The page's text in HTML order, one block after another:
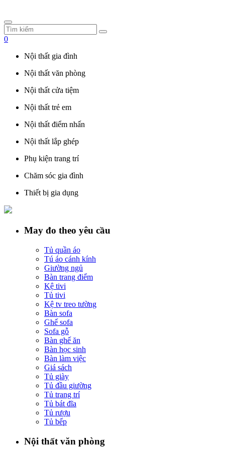
0
Nội thất gia đình
Nội thất văn phòng
Nội thất cửa tiệm
Nội thất trẻ em
Nội thất điểm nhấn
Nội thất lắp ghép
Phụ kiện trang trí
Chăm sóc gia đình
Thiết bị gia dụng
May đo theo yêu cầu
Tủ quần áo
Tú áo cánh kính
Giường ngủ
Bàn trang điểm
Kệ tivi
Tủ tivi
Kệ tv treo tường
Bàn sofa
Ghế sofa
Sofa gỗ
Bàn ghế ăn
Bàn học sinh
Bàn làm việc
Giá sách
Tủ giày
Tủ đầu giường
Tủ trang trí
Tủ bát đĩa
Tủ rượu
Tủ bếp
Nội thất văn phòng